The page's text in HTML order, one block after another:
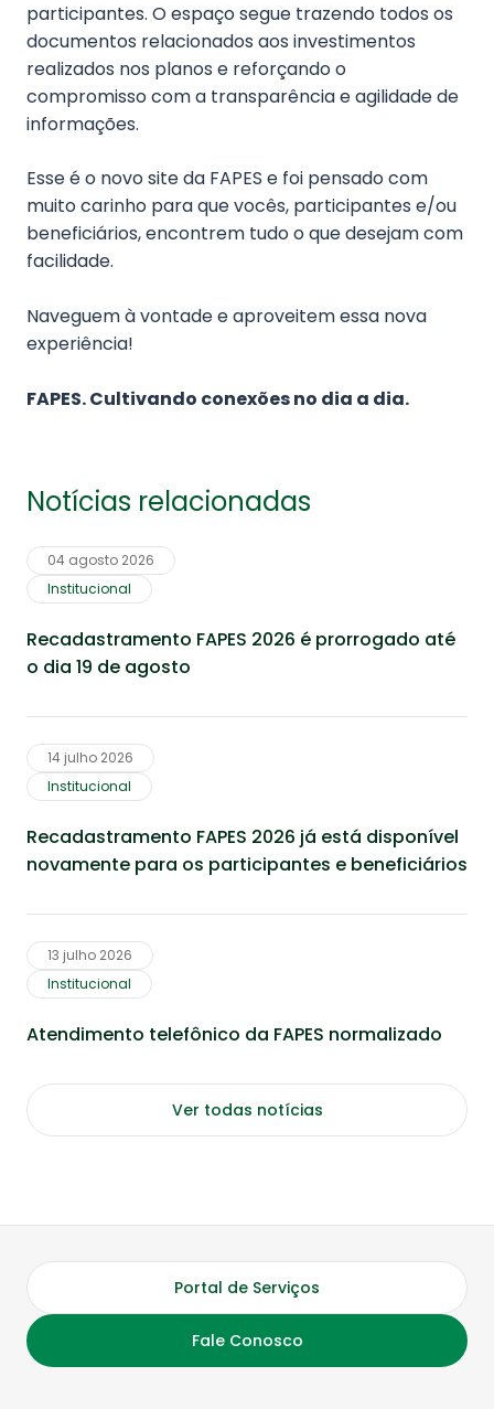
participantes. O espaço segue trazendo todos os
documentos relacionados aos investimentos
realizados nos planos e reforçando o
compromisso com a transparência e agilidade de
informações.
Esse é o novo site da FAPES e foi pensado com
muito carinho para que vocês, participantes e/ou
beneficiários, encontrem tudo o que desejam com
facilidade.
Naveguem à vontade e aproveitem essa nova
experiência!
FAPES. Cultivando conexões no dia a dia.
Notícias relacionadas
04 agosto 2026
Institucional
Recadastramento FAPES 2026 é prorrogado até
o dia 19 de agosto
14 julho 2026
Institucional
Recadastramento FAPES 2026 já está disponível
novamente para os participantes e beneficiários
13 julho 2026
Institucional
Atendimento telefônico da FAPES normalizado
Ver todas notícias
Portal de Serviços
Fale Conosco